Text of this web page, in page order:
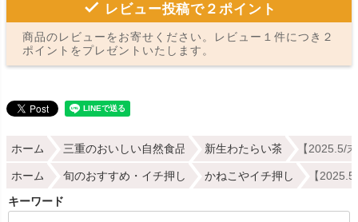
レビュー投稿で２ポイント
商品のレビューをお寄せください。レビュー１件につき２
ポイントをプレゼントいたします。
ホーム 三重のおいしい自然食品 新生わたらい茶 【2025.5/
ホーム 旬のおすすめ・イチ押し かねこやイチ押し 【
キーワード